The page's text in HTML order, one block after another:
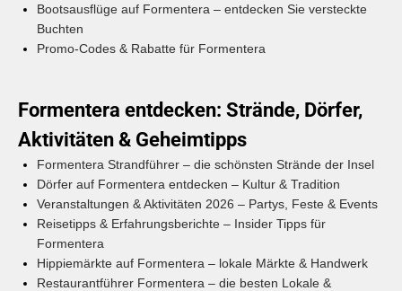
Bootsausflüge auf Formentera – entdecken Sie versteckte
Buchten
Promo-Codes & Rabatte für Formentera
Formentera entdecken: Strände, Dörfer,
Aktivitäten & Geheimtipps
Formentera Strandführer – die schönsten Strände der Insel
Dörfer auf Formentera entdecken – Kultur & Tradition
Veranstaltungen & Aktivitäten 2026 – Partys, Feste & Events
Reisetipps & Erfahrungsberichte – Insider Tipps für
Formentera
Hippiemärkte auf Formentera – lokale Märkte & Handwerk
Restaurantführer Formentera – die besten Lokale &